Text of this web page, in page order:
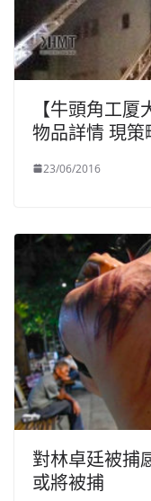
【牛頭角工
物品詳情 現
23/06/2016
對林卓廷被捕
或將被捕